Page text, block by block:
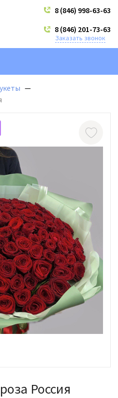
8 (846) 998-63-63
8 (846) 201-73-63
Заказать звонок
Россия